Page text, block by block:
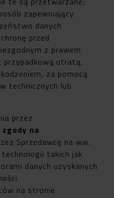
zapewniający
danych
przed
z prawem
przypadkową utratą,
za pomocą
technicznych lub
przez
zgody na
Sprzedawcę na ww.
takich jak
danych uzyskanych
na stronie